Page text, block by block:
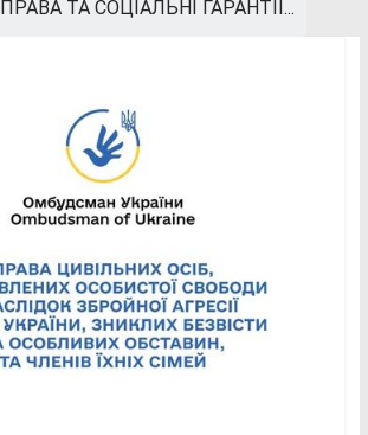
ПРАВА ТА СОЦІАЛЬНІ ГАРАНТІЇ...